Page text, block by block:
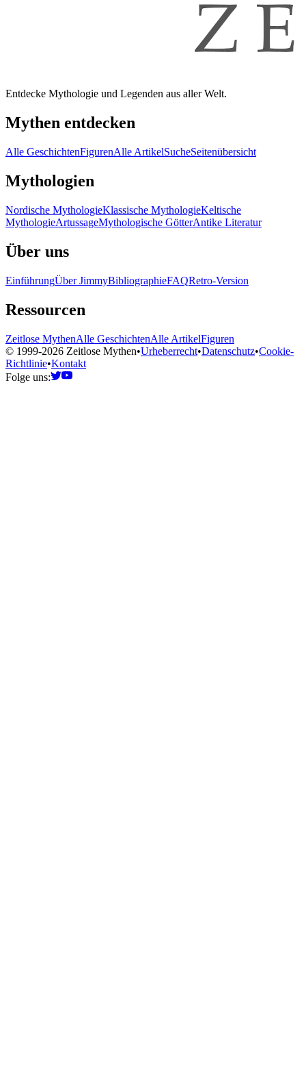
Entdecke Mythologie und Legenden aus aller Welt.
Mythen entdecken
Alle GeschichtenFigurenAlle ArtikelSucheSeitenübersicht
Mythologien
Nordische MythologieKlassische MythologieKeltische
MythologieArtussageMythologische GötterAntike Literatur
Über uns
EinführungÜber JimmyBibliographieFAQRetro-Version
Ressourcen
Zeitlose MythenAlle GeschichtenAlle ArtikelFiguren
© 1999-2026 Zeitlose Mythen•Urheberrecht•Datenschutz•Cookie-
Richtlinie•Kontakt
Folge uns: